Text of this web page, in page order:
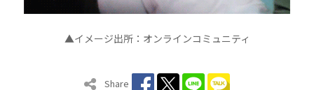
▲イメージ出所：オンラインコミュニティ
Share